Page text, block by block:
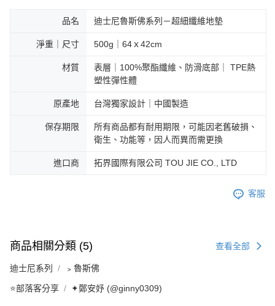
品名 迪士尼魯斯佛系列－超細纖維地墊
淨重｜尺寸 500g｜64ｘ42cm
材質
表層｜100%聚酯纖維、防滑底部｜ TPE熱
塑性彈性體
原產地 台灣獨家設計｜中國製造
保存期限
所有商品都有耐用期限，可能因老舊破損、
衛生、功能等，因人而異而需更換
進口商 拓界國際有限公司 TOU JIE CO., LTD
客服
商品相關分類 (5) 查看全部
迪士尼系列 ﹥魯斯佛
⭐部落客分享 ✦鄭安妤 (@ginny0309)